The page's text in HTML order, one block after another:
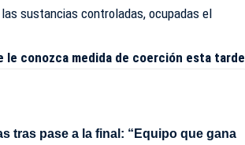
sustancias controladas, ocupadas el
le conozca medida de coerción esta tarde
tras pase a la final: “Equipo que gana